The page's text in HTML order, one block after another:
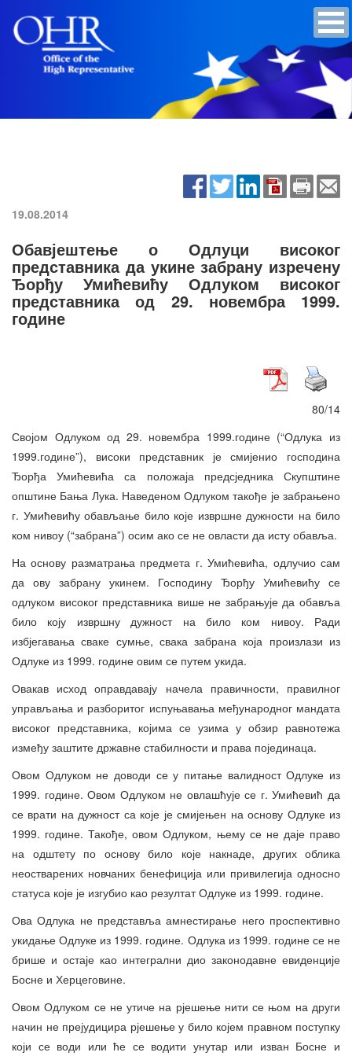
19.08.2014
Обавјештење о Одлуци високог
представника да укине забрану изречену
Ђорђу Умићевићу Одлуком високог
представника од 29. новембра 1999.
године
80/14
Својом Одлуком од 29. новембра 1999.године (“Одлука из
1999.године”), високи представник је смијенио господина
Ђорђа Умићевића са положаја предсједника Скупштине
општине Бања Лука. Наведеном Одлуком такође је забрањено
г. Умићевићу обављање било које извршне дужности на било
ком нивоу (“забрана”) осим ако се не овласти да исту обавља.
На основу разматрања предмета г. Умићевића, одлучио сам
да ову забрану укинем. Господину Ђорђу Умићевићу се
одлуком високог представника више не забрањује да обавља
било коју извршну дужност на било ком нивоу. Ради
избјегавања сваке сумње, свака забрана која произлази из
Одлуке из 1999. године овим се путем укида.
Овакав исход оправдавају начела правичности, правилног
управљања и разборитог испуњавања међународног мандата
високог представника, којима се узима у обзир равнотежа
између заштите државне стабилности и права појединаца.
Овом Одлуком не доводи се у питање валидност Одлуке из
1999. године. Овом Одлуком не овлашћује се г. Умићевић да
се врати на дужност са које је смијењен на основу Одлуке из
1999. године. Такође, овом Одлуком, њему се не даје право
на одштету по основу било које накнаде, других облика
неостварених новчаних бенефиција или привилегија односно
статуса које је изгубио као резултат Одлуке из 1999. године.
Ова Одлука не представља амнестирање него проспективно
укидање Одлуке из 1999. године. Одлука из 1999. године се не
брише и остаје као интегрални дио законодавне евиденције
Босне и Херцеговине.
Овом Одлуком се не утиче на рјешење нити се њом на други
начин не прејудицира рјешење у било којем правном поступку
који се води или ће се водити унутар или изван Босне и